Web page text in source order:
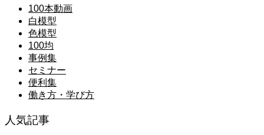
100本動画
白模型
色模型
100均
事例集
セミナー
便利集
働き方・学び方
人気記事